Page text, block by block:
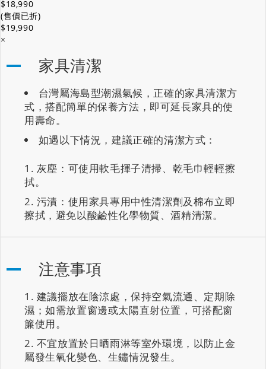
$18,990
(售價已折)
$19,990
×
家具清潔
台灣屬海島型潮濕氣候，正確的家具清潔方
式，搭配簡單的保養方法，即可延長家具的使
用壽命。
如遇以下情況，建議正確的清潔方式：
灰塵：可使用軟毛揮子清掃、乾毛巾輕輕擦
拭。
污漬：使用家具專用中性清潔劑及棉布立即
擦拭，避免以酸鹼性化學物質、酒精清潔。
注意事項
建議擺放在陰涼處，保持空氣流通、定期除
濕；如需放置窗邊或太陽直射位置，可搭配窗
簾使用。
不宜放置於日晒雨淋等室外環境，以防止金
屬發生氧化變色、生鏽情況發生。